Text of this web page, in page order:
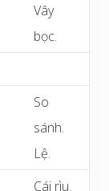
Vây
bọc.
So
sánh.
Lệ.
Cái rìu.